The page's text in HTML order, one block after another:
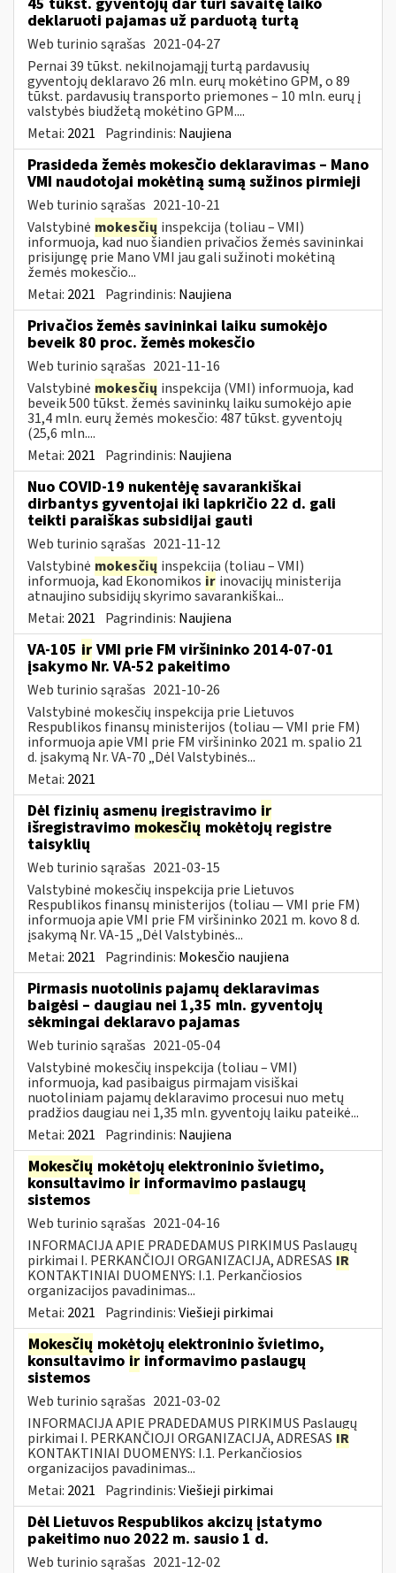
deklaruoti pajamas už parduotą turtą
Web turinio sąrašas 2021-04-27
Pernai 39 tūkst. nekilnojamąjį turtą pardavusių
gyventojų deklaravo 26 mln. eurų mokėtino GPM, o 89
tūkst. pardavusių transporto priemones – 10 mln. eurų į
valstybės biudžetą mokėtino GPM....
Metai: 2021 Pagrindinis: Naujiena
Prasideda žemės mokesčio deklaravimas – Mano
VMI naudotojai mokėtiną sumą sužinos pirmieji
Web turinio sąrašas 2021-10-21
Valstybinė mokesčių inspekcija (toliau – VMI)
informuoja, kad nuo šiandien privačios žemės savininkai
prisijungę prie Mano VMI jau gali sužinoti mokėtiną
žemės mokesčio...
Metai: 2021 Pagrindinis: Naujiena
Privačios žemės savininkai laiku sumokėjo
beveik 80 proc. žemės mokesčio
Web turinio sąrašas 2021-11-16
Valstybinė mokesčių inspekcija (VMI) informuoja, kad
beveik 500 tūkst. žemės savininkų laiku sumokėjo apie
31,4 mln. eurų žemės mokesčio: 487 tūkst. gyventojų
(25,6 mln....
Metai: 2021 Pagrindinis: Naujiena
Nuo COVID-19 nukentėję savarankiškai
dirbantys gyventojai iki lapkričio 22 d. gali
teikti paraiškas subsidijai gauti
Web turinio sąrašas 2021-11-12
Valstybinė mokesčių inspekcija (toliau – VMI)
informuoja, kad Ekonomikos ir inovacijų ministerija
atnaujino subsidijų skyrimo savarankiškai...
Metai: 2021 Pagrindinis: Naujiena
VA-105 ir VMI prie FM viršininko 2014-07-01
įsakymo Nr. VA-52 pakeitimo
Web turinio sąrašas 2021-10-26
Valstybinė mokesčių inspekcija prie Lietuvos
Respublikos finansų ministerijos (toliau ― VMI prie FM)
informuoja apie VMI prie FM viršininko 2021 m. spalio 21
d. įsakymą Nr. VA-70 „Dėl Valstybinės...
Metai: 2021
Dėl fizinių asmenų įregistravimo ir
išregistravimo mokesčių mokėtojų registre
taisyklių
Web turinio sąrašas 2021-03-15
Valstybinė mokesčių inspekcija prie Lietuvos
Respublikos finansų ministerijos (toliau ― VMI prie FM)
informuoja apie VMI prie FM viršininko 2021 m. kovo 8 d.
įsakymą Nr. VA-15 „Dėl Valstybinės...
Metai: 2021 Pagrindinis: Mokesčio naujiena
Pirmasis nuotolinis pajamų deklaravimas
baigėsi – daugiau nei 1,35 mln. gyventojų
sėkmingai deklaravo pajamas
Web turinio sąrašas 2021-05-04
Valstybinė mokesčių inspekcija (toliau – VMI)
informuoja, kad pasibaigus pirmajam visiškai
nuotoliniam pajamų deklaravimo procesui nuo metų
pradžios daugiau nei 1,35 mln. gyventojų laiku pateikė...
Metai: 2021 Pagrindinis: Naujiena
Mokesčių mokėtojų elektroninio švietimo,
konsultavimo ir informavimo paslaugų
sistemos
Web turinio sąrašas 2021-04-16
INFORMACIJA APIE PRADEDAMUS PIRKIMUS Paslaugų
pirkimai I. PERKANČIOJI ORGANIZACIJA, ADRESAS IR
KONTAKTINIAI DUOMENYS: I.1. Perkančiosios
organizacijos pavadinimas...
Metai: 2021 Pagrindinis:Viešieji pirkimai
Mokesčių mokėtojų elektroninio švietimo,
konsultavimo ir informavimo paslaugų
sistemos
Web turinio sąrašas 2021-03-02
INFORMACIJA APIE PRADEDAMUS PIRKIMUS Paslaugų
pirkimai I. PERKANČIOJI ORGANIZACIJA, ADRESAS IR
KONTAKTINIAI DUOMENYS: I.1. Perkančiosios
organizacijos pavadinimas...
Metai: 2021 Pagrindinis:Viešieji pirkimai
Dėl Lietuvos Respublikos akcizų įstatymo
pakeitimo nuo 2022 m. sausio 1 d.
Web turinio sąrašas 2021-12-02